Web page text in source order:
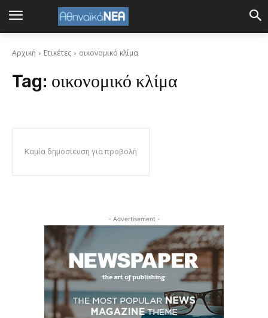
Αρχική Ετικέτες οικονομικό κλίμα
Tag: οικονομικό κλίμα
Καμία δημοσίευση για προβολή
- Advertisement -